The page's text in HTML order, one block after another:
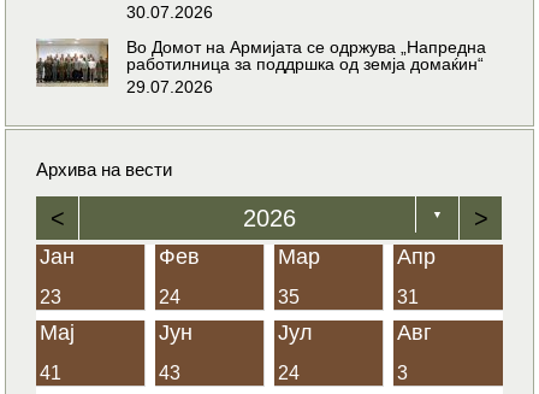
30.07.2026
Во Домот на Армијата се одржува „Напредна
работилница за поддршка од земја домаќин“
29.07.2026
Архива на вести
< 2026 ▼ >
Јан
23
Фев
24
Мар
35
Апр
31
Мај
41
Јун
43
Јул
24
Авг
3